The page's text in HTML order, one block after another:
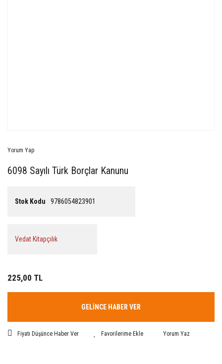
Yorum Yap
6098 Sayılı Türk Borçlar Kanunu
Stok Kodu 9786054823901
Vedat Kitapçılık
225,00 TL
GELİNCE HABER VER
Fiyatı Düşünce Haber Ver Yorum Yaz